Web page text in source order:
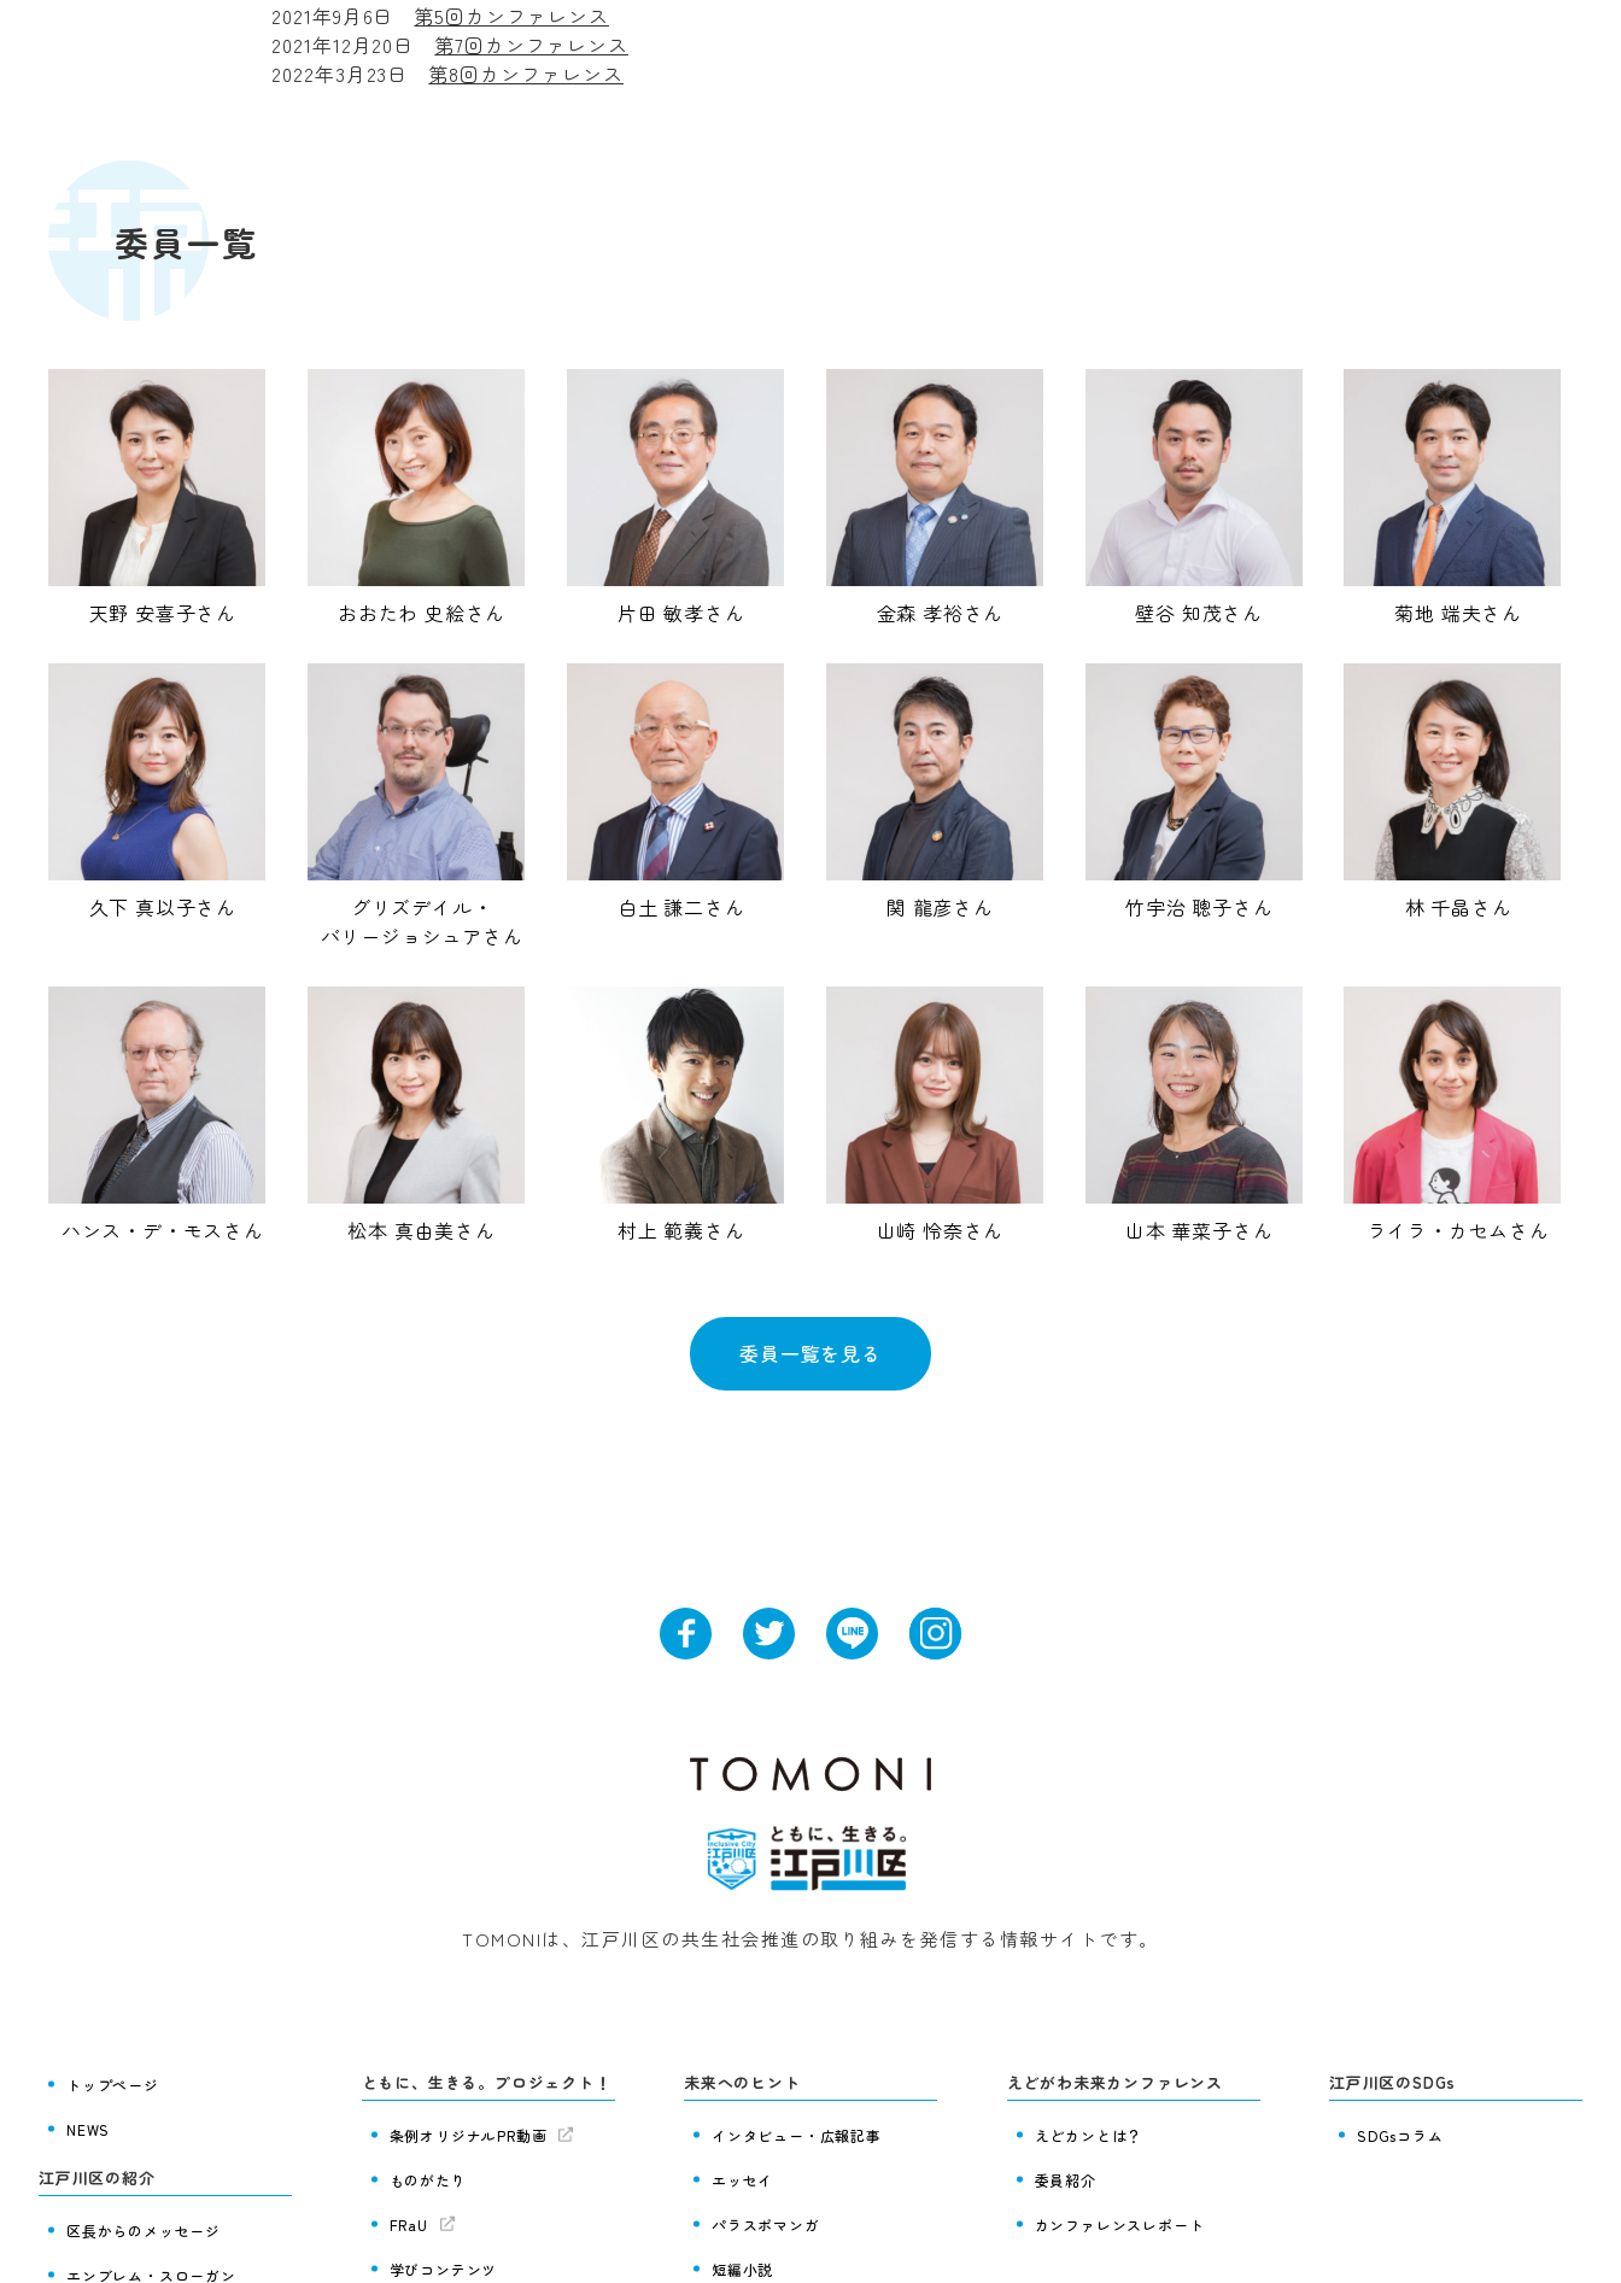
2021年9月6日 第5回カンファレンス
2021年12月20日 第7回カンファレンス
2022年3月23日 第8回カンファレンス
委員一覧
天野 安喜子さん おおたわ 史絵さん 片田 敏孝さん 金森 孝裕さん 壁谷 知茂さん 菊地 端夫さん
久下 真以子さん
グリズデイル・
バリージョシュアさん
白土 謙二さん 関 龍彦さん 竹宇治 聰子さん 林 千晶さん
ハンス・デ・モスさん 松本 真由美さん 村上 範義さん 山崎 怜奈さん 山本 華菜子さん ライラ・カセムさん
委員一覧を見る
TOMONIは、江戸川区の共生社会推進の取り組みを発信する情報サイトです。
トップページ
NEWS
江戸川区の紹介
区長からのメッセージ
エンブレム・スローガン
ともに、生きる。プロジェクト！
条例オリジナルPR動画
ものがたり
FRaU
学びコンテンツ
未来へのヒント
インタビュー・広報記事
エッセイ
パラスポマンガ
短編小説
えどがわ未来カンファレンス
えどカンとは？
委員紹介
カンファレンスレポート
江戸川区のSDGs
SDGsコラム